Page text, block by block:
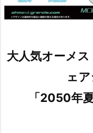
大人気オーメ
ェ
「2050年